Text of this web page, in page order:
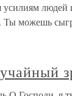
людей
можешь